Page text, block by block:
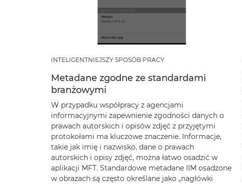
INTELIGENTNIEJSZY SPOSÓB PRACY
Metadane zgodne ze standardami
branżowymi
W przypadku współpracy z agencjami
informacyjnymi zapewnienie zgodności danych o
prawach autorskich i opisów zdjęć z przyjętymi
protokołami ma kluczowe znaczenie. Informacje,
takie jak imię i nazwisko, dane o prawach
autorskich i opisy zdjęć, można łatwo osadzić w
aplikacji MFT. Standardowe metadane IIM osadzone
w obrazach są często określane jako „nagłówki